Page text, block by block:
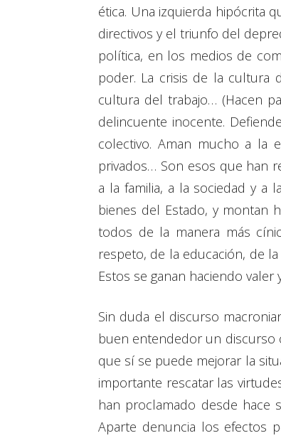
ética. Una izquierda hipócrita
directivos y el triunfo del
política, en los medios de
poder. La crisis de la cultura
cultura del trabajo… (Hacen
delincuente inocente.
colectivo. Aman mucho a la
privados… Son esos que han
a la familia, a la sociedad y a
bienes del Estado, y montan
todos de la manera más
respeto, de la educación, de
Estos se ganan haciendo
Sin duda el discurso
buen entendedor un discurso
que sí se puede mejorar la
importante rescatar las
han proclamado desde hace
Aparte denuncia los efectos